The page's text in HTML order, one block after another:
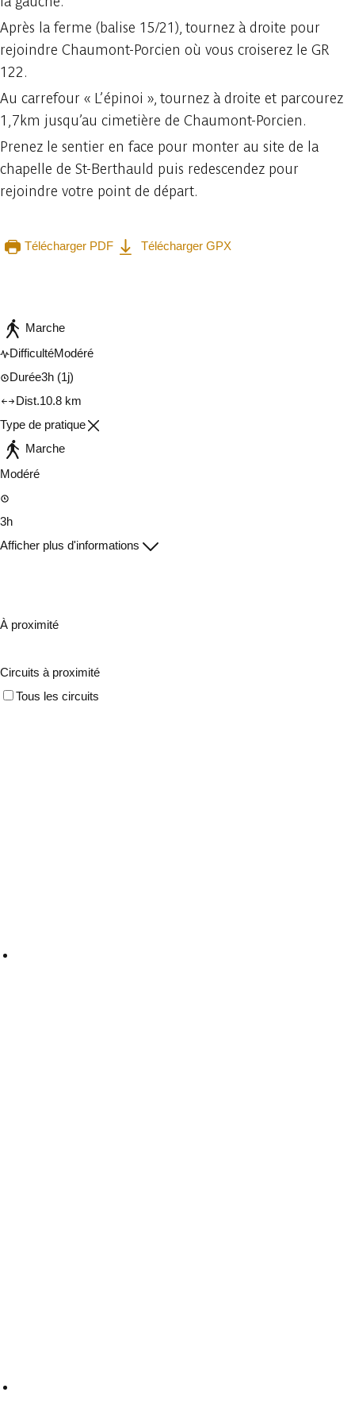
Après la ferme (balise 15/21), tournez à droite pour
rejoindre Chaumont-Porcien où vous croiserez le GR
122.
Au carrefour « L’épinoi », tournez à droite et parcourez
1,7km jusqu’au cimetière de Chaumont-Porcien.
Prenez le sentier en face pour monter au site de la
chapelle de St-Berthauld puis redescendez pour
rejoindre votre point de départ.
Télécharger PDF
Télécharger GPX
Marche
DifficultéModéré
Durée3h (1j)
Dist.10.8 km
Type de pratique
Marche
Modéré
3h
Afficher plus d'informations
À proximité
Circuits à proximité
Tous les circuits